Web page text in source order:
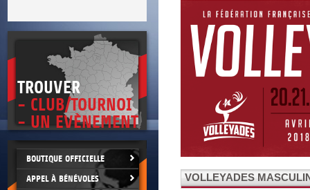
TROUVER
- CLUB/TOURNOI
- UN EVÈNEMENT
BOUTIQUE OFFICIELLE
APPEL À BÉNÉVOLES
VOLLEYADES